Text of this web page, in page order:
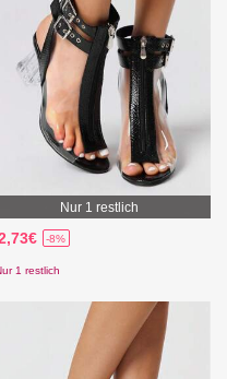
Nur 1 restlich
-8%
1 restlich